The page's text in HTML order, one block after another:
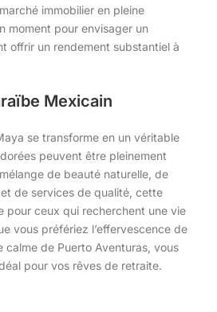
immobilier en pleine
moment pour envisager un
offrir un rendement substantiel à
Mexicain
se transforme en un véritable
peuvent être pleinement
de beauté naturelle, de
de services de qualité, cette
pour ceux qui recherchent une vie
vous préfériez l’effervescence de
calme de Puerto Aventuras, vous
pour vos rêves de retraite.